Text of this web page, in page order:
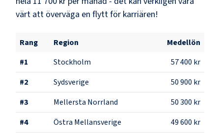
värt att överväga en flytt för karriären!
Rang Region
Medellön
#1 Stockholm
57 400 kr
#2 Sydsverige
50 900 kr
#3 Mellersta Norrland
50 300 kr
#4 Östra Mellansverige
49 600 kr